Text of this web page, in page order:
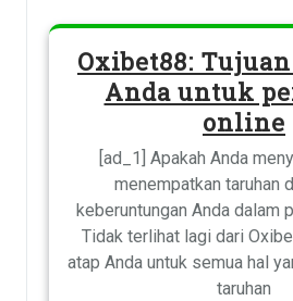
Oxibet88:
Anda untuk
online
[ad_1] Apakah Anda
menempatkan taruhan
keberuntungan Anda dalam
Tidak terlihat lagi dari
atap Anda untuk semua hal
taruhan